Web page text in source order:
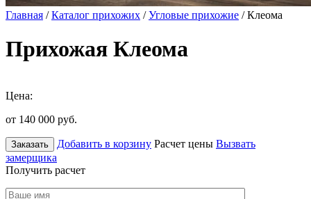
Главная /Каталог прихожих /Угловые прихожие / Клеома
Прихожая Клеома
Цена:
от 140 000 руб.
Заказать Добавить в корзину Расчет цены Вызвать
замерщика
Получить расчет